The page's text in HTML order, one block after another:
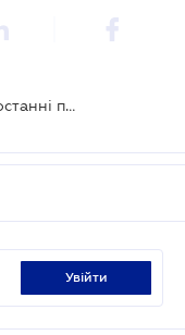
Що потрібно знати керівникові про останні податкові новації
увійти